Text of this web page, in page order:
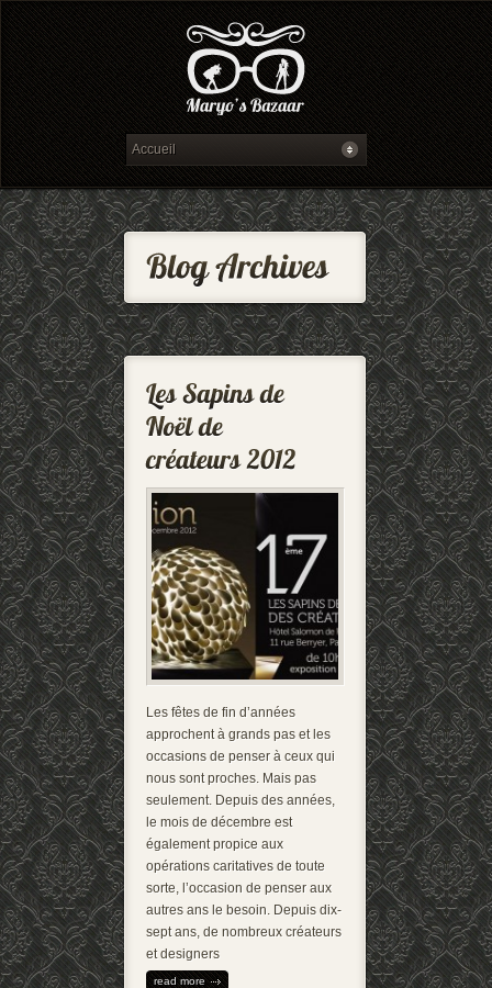
Les fêtes de fin d’années
approchent à grands pas et les
occasions de penser à ceux qui
nous sont proches. Mais pas
seulement. Depuis des années,
le mois de décembre est
également propice aux
opérations caritatives de toute
sorte, l’occasion de penser aux
autres ans le besoin. Depuis dix-
sept ans, de nombreux créateurs
et designers
read more